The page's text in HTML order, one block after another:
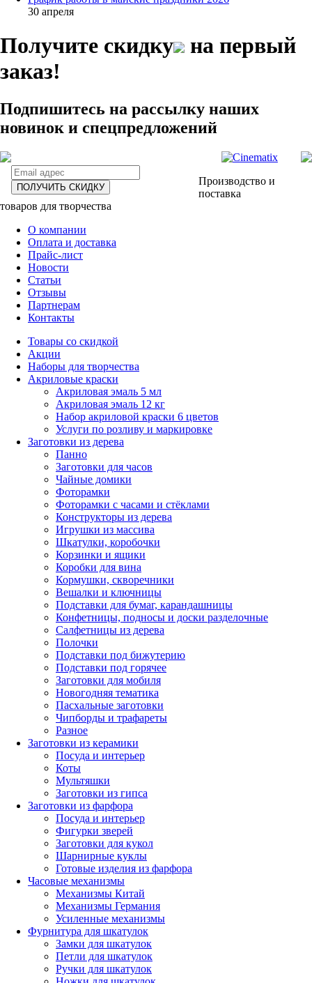
30 апреля
Получите скидку
на первый
заказ!
Подпишитесь на рассылку наших
новинок и спецпредложений
ПОЛУЧИТЬ СКИДКУ
Производство и
поставка
товаров для творчества
О компании
Оплата и доставка
Прайс-лист
Новости
Статьи
Отзывы
Партнерам
Контакты
Товары со скидкой
Акции
Наборы для творчества
Акриловые краски
Акриловая эмаль 5 мл
Акриловая эмаль 12 кг
Набор акриловой краски 6 цветов
Услуги по розливу и маркировке
Заготовки из дерева
Панно
Заготовки для часов
Чайные домики
Фоторамки
Фоторамки с часами и стёклами
Конструкторы из дерева
Игрушки из массива
Шкатулки, коробочки
Корзинки и ящики
Коробки для вина
Кормушки, скворечники
Вешалки и ключницы
Подставки для бумаг, карандашницы
Конфетницы, подносы и доски разделочные
Салфетницы из дерева
Полочки
Подставки под бижутерию
Подставки под горячее
Заготовки для мобиля
Новогодняя тематика
Пасхальные заготовки
Чипборды и трафареты
Разное
Заготовки из керамики
Посуда и интерьер
Коты
Мультяшки
Заготовки из гипса
Заготовки из фарфора
Посуда и интерьер
Фигурки зверей
Заготовки для кукол
Шарнирные куклы
Готовые изделия из фарфора
Часовые механизмы
Механизмы Китай
Механизмы Германия
Усиленные механизмы
Фурнитура для шкатулок
Замки для шкатулок
Петли для шкатулок
Ручки для шкатулок